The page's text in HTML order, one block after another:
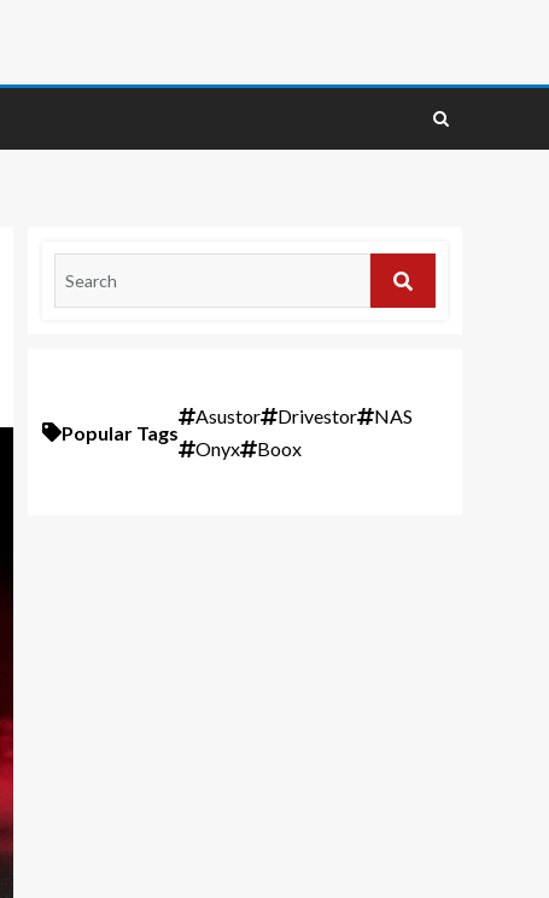
Popular Tags
Asustor Drivestor
NAS
Onyx
Boox